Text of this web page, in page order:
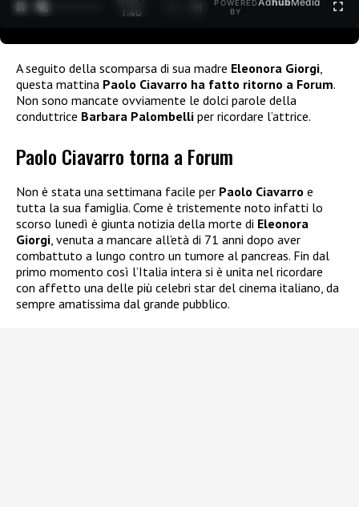
1:40
POWERED
BY
A seguito della scomparsa di sua madre Eleonora Giorgi
questa mattina Paolo Ciavarro ha fatto ritorno a Forum.
Non sono mancate ovviamente le dolci parole della
conduttrice Barbara Palombelli per ricordare l’attrice.
Paolo Ciavarro torna a Forum
Non è stata una settimana facile per Paolo Ciavarro e
tutta la sua famiglia. Come è tristemente noto infatti lo
scorso lunedì è giunta notizia della morte di Eleonora
Giorgi, venuta a mancare all’età di 71 anni dopo aver
combattuto a lungo contro un tumore al pancreas. Fin dal
primo momento così l’Italia intera si è unita nel ricordare
con affetto una delle più celebri star del cinema italiano, da
sempre amatissima dal grande pubblico.